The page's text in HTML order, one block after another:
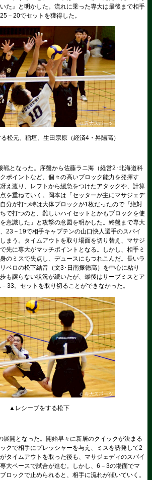
た』と明かした。流れに乗った専大は最後まで相手
－20でセットを獲得した。
松元、稲垣、生田宗原（経済4・昇陽高）
となった。序盤から佐藤ラニ海（経営2･北海道科
ポイントなど、個々の高いブロック能力を発揮す
え渡り、レフトから緩急をつけたアタックや、計算
を重ねていく。岡本は「セッターが主にマサジェデ
分が打つ時は大体ブロックが1枚だったので『絶対
で打つのと、難しいハイセットとかもブロックを使
意識した」と攻撃の意図を明かした。終盤まで専大
23－19で相手キャプテンの山口快人選手のスパイ
まう。タイムアウトを取り場面を切り替え、マサジ
先に専大がマッチポイントとなる。しかし、相手ミ
のミスで失点し、デュースにもつれこんだ。長いラ
ベロの松下結音（文3･日南振徳高）を中心に粘り
も譲らない状況が続いたが、最後はサーブミスとア
33。セットを取り切ることができなかった。
▲レシーブをする松下
開となった。開始早々に新居のクイックが決まる
クで相手にプレッシャーを与え、ミスを誘発して2
タイムアウトを取った後も、マサジェディのスパイ
大ペースで試合が進む。しかし、6－3の場面でマ
ロックで止められると、相手に流れが傾いていく。